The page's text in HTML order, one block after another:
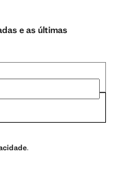
e as últimas
.